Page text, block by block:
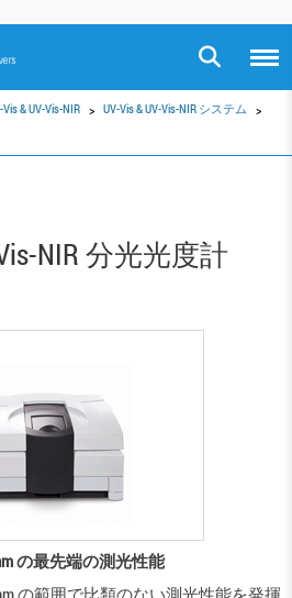
Vis & UV-Vis-NIR
UV-Vis & UV-Vis-NIR システム
NIR 分光光度計
の最先端の測光性能
nm の範囲で比類のない測光性能を発揮